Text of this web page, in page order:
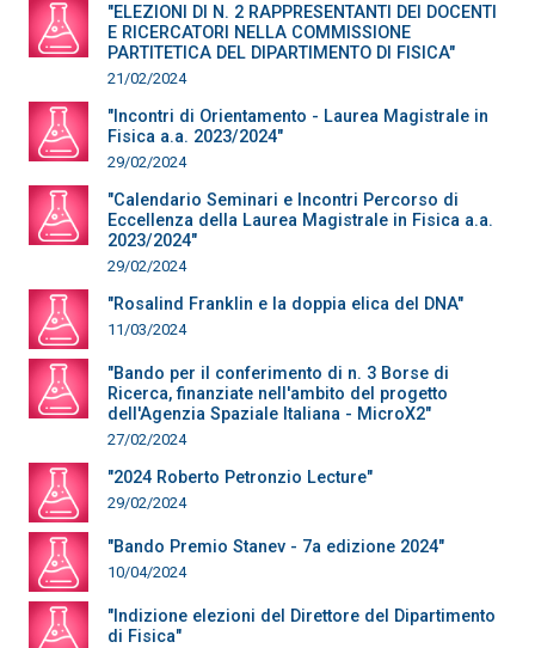
"ELEZIONI DI N. 2 RAPPRESENTANTI DEI DOCENTI
E RICERCATORI NELLA COMMISSIONE
PARTITETICA DEL DIPARTIMENTO DI FISICA"
21/02/2024
"Incontri di Orientamento - Laurea Magistrale in
Fisica a.a. 2023/2024"
29/02/2024
"Calendario Seminari e Incontri Percorso di
Eccellenza della Laurea Magistrale in Fisica a.a.
2023/2024"
29/02/2024
"Rosalind Franklin e la doppia elica del DNA"
11/03/2024
"Bando per il conferimento di n. 3 Borse di
Ricerca, finanziate nell'ambito del progetto
dell'Agenzia Spaziale Italiana - MicroX2"
27/02/2024
"2024 Roberto Petronzio Lecture"
29/02/2024
"Bando Premio Stanev - 7a edizione 2024"
10/04/2024
"Indizione elezioni del Direttore del Dipartimento
di Fisica"